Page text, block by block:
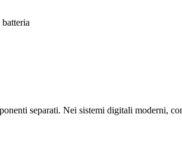
separati. Nei sistemi digitali moderni,